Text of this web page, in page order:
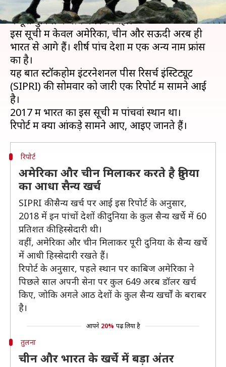
पिछले साल 2018 में भारत सेना पर खर्च करने के मामले
में पूरी दुनिया में चौथे नंबर पर रहा।
इस सूची में केवल अमेरिका, चीन और सऊदी अरब ही
भारत से आगे हैं। शीर्ष पांच देशों में एक अन्य नाम फ्रांस
का है।
यह बात स्टॉकहोम इंटरनेशनल पीस रिसर्च इंस्टिट्यूट
(SIPRI) की सोमवार को जारी एक रिपोर्ट में सामने आई
है।
2017 में भारत का इस सूची में पांचवां स्थान था।
रिपोर्ट
अमेरिका और चीन मिलाकर करते है दुनिया
का आधा सैन्य खर्च
SIPRI की सैन्य खर्च पर आई इस रिपोर्ट के अनुसार,
2018 में इन पांचों देशों की दुनिया के कुल सैन्य खर्चे में 60
प्रतिशत की हिस्सेदारी थी।
वहीं, अमेरिका और चीन मिलाकर पूरी दुनिया के सैन्य खर्चे
में आधी हिस्सेदारी रखते हैं।
रिपोर्ट के अनुसार, पहले स्थान पर काबिज अमेरिका ने
पिछले साल अपनी सेना पर कुल 649 अरब डॉलर खर्च
किए, जोकि अगले आठ देशों के कुल सैन्य खर्चों के बराबर
है।
आपने 20% पढ़ लिया है
तुलना
चीन और भारत के खर्चे में बड़ा अंतर